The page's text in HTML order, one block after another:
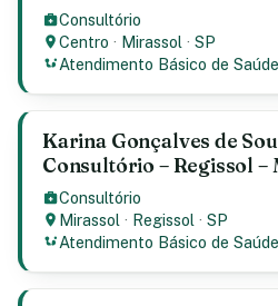
Consultório
Centro · Mirassol ·SP
Atendimento Básico de Saúde
Karina Gonçalves de
Consultório – Regissol –
Consultório
Mirassol · Regissol ·SP
Atendimento Básico de Saúde